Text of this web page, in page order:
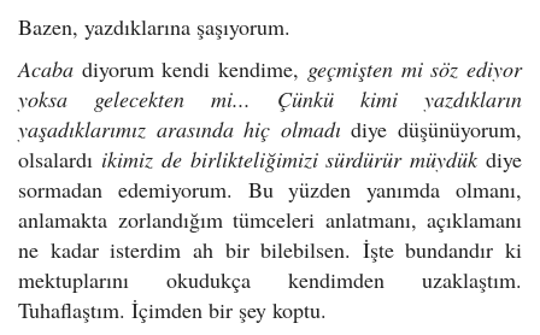
Bazen, yazdıklarına şaşıyorum.
Acaba diyorum kendi kendime, geçmişten mi söz ediyor
yoksa gelecekten mi...
Çünkü kimi yazdıkların
yaşadıklarımız arasında hiç olmadı diye düşünüyorum,
olsalardı ikimiz de birlikteliğimizi sürdürür müydük diye
sormadan edemiyorum. Bu yüzden yanımda olmanı,
anlamakta zorlandığım tümceleri anlatmanı, açıklamanı
ne kadar isterdim ah bir bilebilsen. İşte bundandır ki
mektuplarını okudukça kendimden uzaklaştım.
Tuhaflaştım. İçimden bir şey koptu.